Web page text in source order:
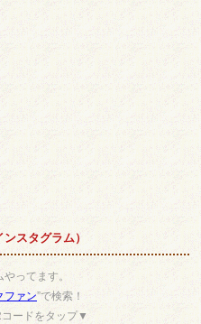
ンスタグラム）
ってます。
ファン”で検索！
ードをタップ▼